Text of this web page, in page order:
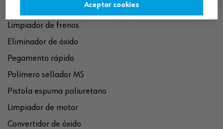
Limpiador de frenos
Eliminador de óxido
Pegamento rápido
Polímero sellador MS
Pistola espuma poliuretano
Limpiador de motor
Convertidor de óxido
Aceptar cookies